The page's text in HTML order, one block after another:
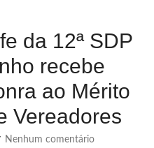
da 12ª SDP
recebe
ao Mérito
Vereadores
Nenhum comentário